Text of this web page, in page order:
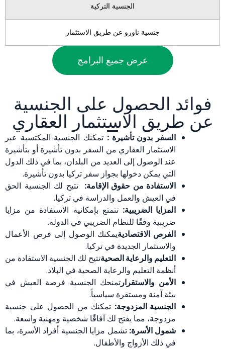
الجنسية التركية
جنسية ناورو عن طريق الاستثمار
عرض جميع البرامج
فوائد الحصول على الجنسية
عن طريق الاستثمار العقاري
السفر بدون تأشيرة : تمكنك الجنسية المكتسبة عبر
الاستثمار العقاري من السفر بدون تأشيرة أو بتأشيرة
عند الوصول إلى العديد من البلدان، بما في ذلك الدول
التي يمكن دخولها بجواز سفر تركيا بدون تأشيرة.
الاستفادة من حقوق الإقامة: تتيح لك الجنسية الحق
في العيش والعمل والدراسة في تركيا.
المزايا الضريبية: تتمتع بإمكانية الاستفادة من مزايا
ضريبية وفقًا للنظام الضريبي في الدولة.
الفرص الاقتصاديةيمكنك الوصول إلى فرص الأعمال
والاستثمار الجديدة في تركيا.
التعليم والرعاية الصحيةتتيح لك الجنسية الاستفادة من
أنظمة التعليم والرعاية الصحية في البلاد.
الأمن والاستقرارتمنحك الجنسية فرصة العيش في
بيئة آمنة ومستقرة سياسياً.
الجنسية المزدوجة: تمكنك من الحصول على جنسية
مزدوجة، مما يفتح لك آفاقًا شخصية ومهنية واسعة.
شمول الأسرة: تشمل مزايا الجنسية أفراد الأسرة، بما
في ذلك الأزواج والأطفال.